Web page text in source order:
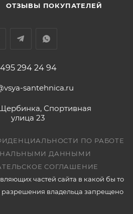
ОТЗЫВЫ ПОКУПАТЕЛЕЙ
294 24 94
santehnica.ru
Спортивная
улица 23
ПО РАБОТЕ
ДАННЫМИ
СОГЛАШЕНИЕ
частей сайта в какой бы то
владельца запрещено